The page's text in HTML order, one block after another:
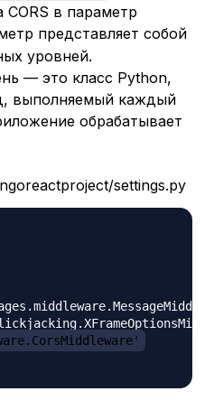
CORS в параметр
представляет собой
уровней.
— это класс Python,
выполняемый каждый
обрабатывает
settings.py